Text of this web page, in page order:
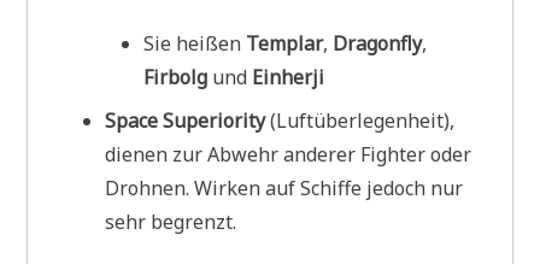
Sie heißen Templar, Dragonfly,
Firbolg und Einherji
Space Superiority(Luftüberlegenheit),
dienen zur Abwehr anderer Fighter oder
Drohnen. Wirken auf Schiffe jedoch nur
sehr begrenzt.